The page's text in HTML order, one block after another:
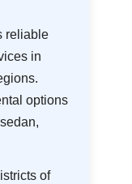
reliable
in
options
of